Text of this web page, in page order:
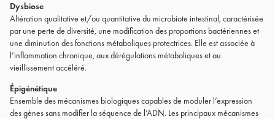
Dysbiose
Altération qualitative et/ou quantitative du microbiote intestinal, caractérisée
par une perte de diversité, une modification des proportions bactériennes et
une diminution des fonctions métaboliques protectrices. Elle est associée à
l’inflammation chronique, aux dérégulations métaboliques et au
vieillissement accéléré.
Épigénétique
Ensemble des mécanismes biologiques capables de moduler l’expression
des gènes sans modifier la séquence de l’ADN. Les principaux mécanismes